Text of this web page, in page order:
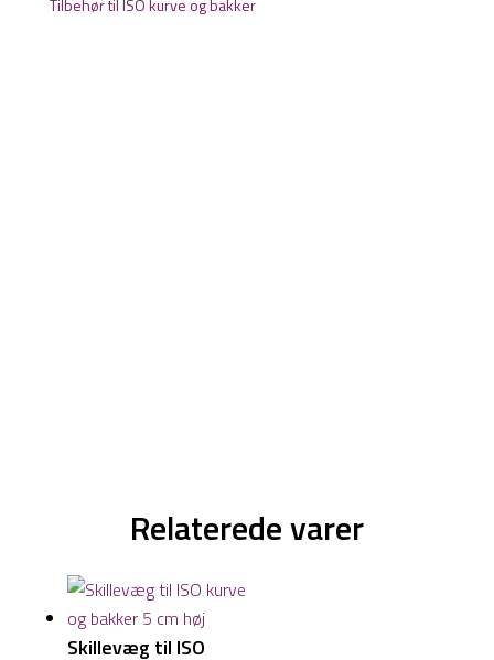
Tilbehør til ISO kurve og bakker
Relaterede varer
Skillevæg til ISO